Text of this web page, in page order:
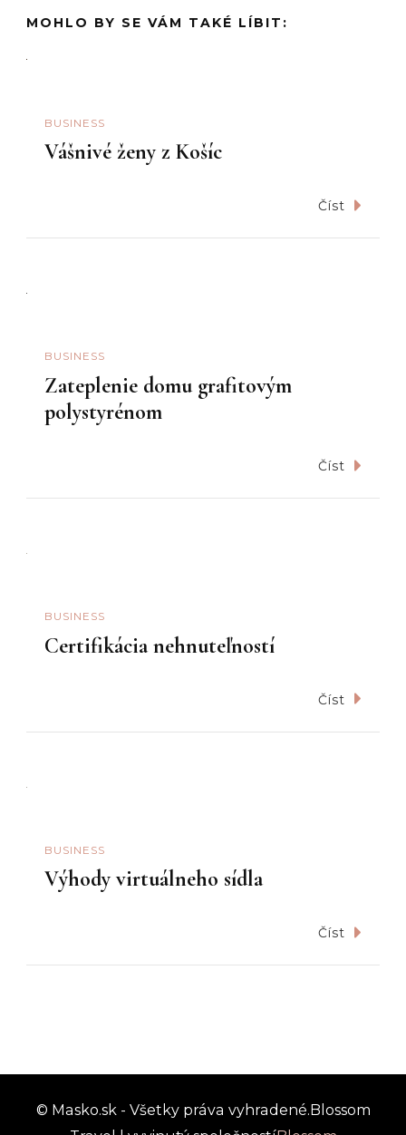
MOHLO BY SE VÁM TAKÉ LÍBIT:
BUSINESS
Vášnivé ženy z Košíc
Číst
BUSINESS
Zateplenie domu grafitovým
polystyrénom
Číst
BUSINESS
Certifikácia nehnuteľností
Číst
BUSINESS
Výhody virtuálneho sídla
Číst
© Masko.sk - Všetky práva vyhradené. Blossom